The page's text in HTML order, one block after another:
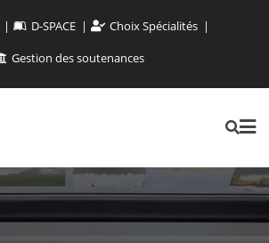
D-SPACE
Choix Spécialités
Gestion des soutenances